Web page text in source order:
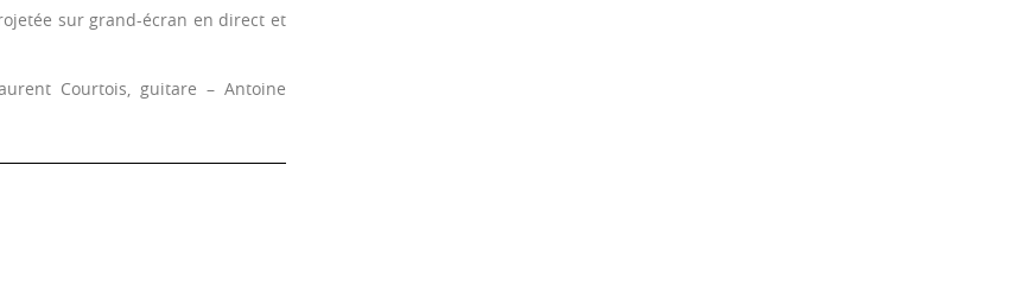
sur grand-écran en direct et
Courtois, guitare – Antoine